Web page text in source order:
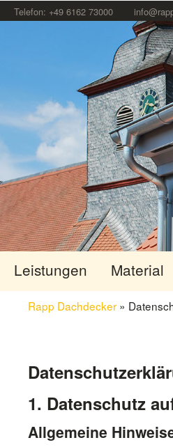
Telefon: +49 6162 73000
Leistungen Material
Rapp Dachdecker »
1. Datenschutz
Allgemeine